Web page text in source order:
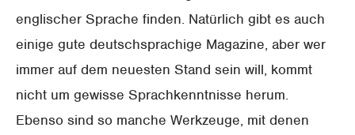
englischer Sprache finden. Natürlich gibt es auch
einige gute deutschsprachige Magazine, aber wer
immer auf dem neuesten Stand sein will, kommt
nicht um gewisse Sprachkenntnisse herum.
Ebenso sind so manche Werkzeuge, mit denen